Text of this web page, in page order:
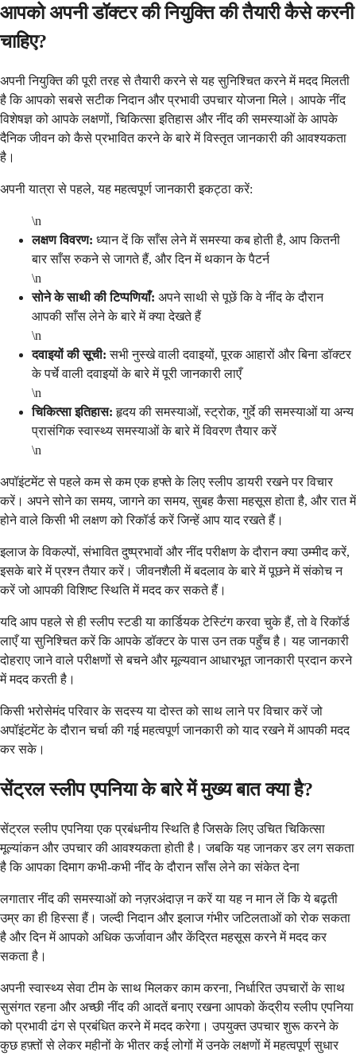
आपको अपनी डॉक्टर की नियुक्ति की तैयारी कैसे करनी
चाहिए?
अपनी नियुक्ति की पूरी तरह से तैयारी करने से यह सुनिश्चित करने में मदद मिलती
है कि आपको सबसे सटीक निदान और प्रभावी उपचार योजना मिले। आपके नींद
विशेषज्ञ को आपके लक्षणों, चिकित्सा इतिहास और नींद की समस्याओं के आपके
दैनिक जीवन को कैसे प्रभावित करने के बारे में विस्तृत जानकारी की आवश्यकता
है।
अपनी यात्रा से पहले, यह महत्वपूर्ण जानकारी इकट्ठा करें:
\n
लक्षण विवरण: ध्यान दें कि साँस लेने में समस्या कब होती है, आप कितनी
बार साँस रुकने से जागते हैं, और दिन में थकान के पैटर्न
\n
सोने के साथी की टिप्पणियाँ: अपने साथी से पूछें कि वे नींद के दौरान
आपकी साँस लेने के बारे में क्या देखते हैं
\n
दवाइयों की सूची: सभी नुस्खे वाली दवाइयों, पूरक आहारों और बिना डॉक्टर
के पर्चे वाली दवाइयों के बारे में पूरी जानकारी लाएँ
\n
चिकित्सा इतिहास: हृदय की समस्याओं, स्ट्रोक, गुर्दे की समस्याओं या अन्य
प्रासंगिक स्वास्थ्य समस्याओं के बारे में विवरण तैयार करें
\n
अपॉइंटमेंट से पहले कम से कम एक हफ्ते के लिए स्लीप डायरी रखने पर विचार
करें। अपने सोने का समय, जागने का समय, सुबह कैसा महसूस होता है, और रात में
होने वाले किसी भी लक्षण को रिकॉर्ड करें जिन्हें आप याद रखते हैं।
इलाज के विकल्पों, संभावित दुष्प्रभावों और नींद परीक्षण के दौरान क्या उम्मीद करें,
इसके बारे में प्रश्न तैयार करें। जीवनशैली में बदलाव के बारे में पूछने में संकोच न
करें जो आपकी विशिष्ट स्थिति में मदद कर सकते हैं।
यदि आप पहले से ही स्लीप स्टडी या कार्डियक टेस्टिंग करवा चुके हैं, तो वे रिकॉर्ड
लाएँ या सुनिश्चित करें कि आपके डॉक्टर के पास उन तक पहुँच है। यह जानकारी
दोहराए जाने वाले परीक्षणों से बचने और मूल्यवान आधारभूत जानकारी प्रदान करने
में मदद करती है।
किसी भरोसेमंद परिवार के सदस्य या दोस्त को साथ लाने पर विचार करें जो
अपॉइंटमेंट के दौरान चर्चा की गई महत्वपूर्ण जानकारी को याद रखने में आपकी मदद
कर सके।
सेंट्रल स्लीप एपनिया के बारे में मुख्य बात क्या है?
सेंट्रल स्लीप एपनिया एक प्रबंधनीय स्थिति है जिसके लिए उचित चिकित्सा
मूल्यांकन और उपचार की आवश्यकता होती है। जबकि यह जानकर डर लग सकता
है कि आपका दिमाग कभी-कभी नींद के दौरान साँस लेने का संकेत देना
लगातार नींद की समस्याओं को नज़रअंदाज़ न करें या यह न मान लें कि ये बढ़ती
उम्र का ही हिस्सा हैं। जल्दी निदान और इलाज गंभीर जटिलताओं को रोक सकता
है और दिन में आपको अधिक ऊर्जावान और केंद्रित महसूस करने में मदद कर
सकता है।
अपनी स्वास्थ्य सेवा टीम के साथ मिलकर काम करना, निर्धारित उपचारों के साथ
सुसंगत रहना और अच्छी नींद की आदतें बनाए रखना आपको केंद्रीय स्लीप एपनिया
को प्रभावी ढंग से प्रबंधित करने में मदद करेगा। उपयुक्त उपचार शुरू करने के
कुछ हफ़्तों से लेकर महीनों के भीतर कई लोगों में उनके लक्षणों में महत्वपूर्ण सुधार